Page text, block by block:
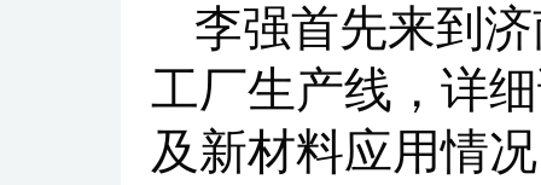
李强首先来到
工厂生产线，详
及新材料应用情